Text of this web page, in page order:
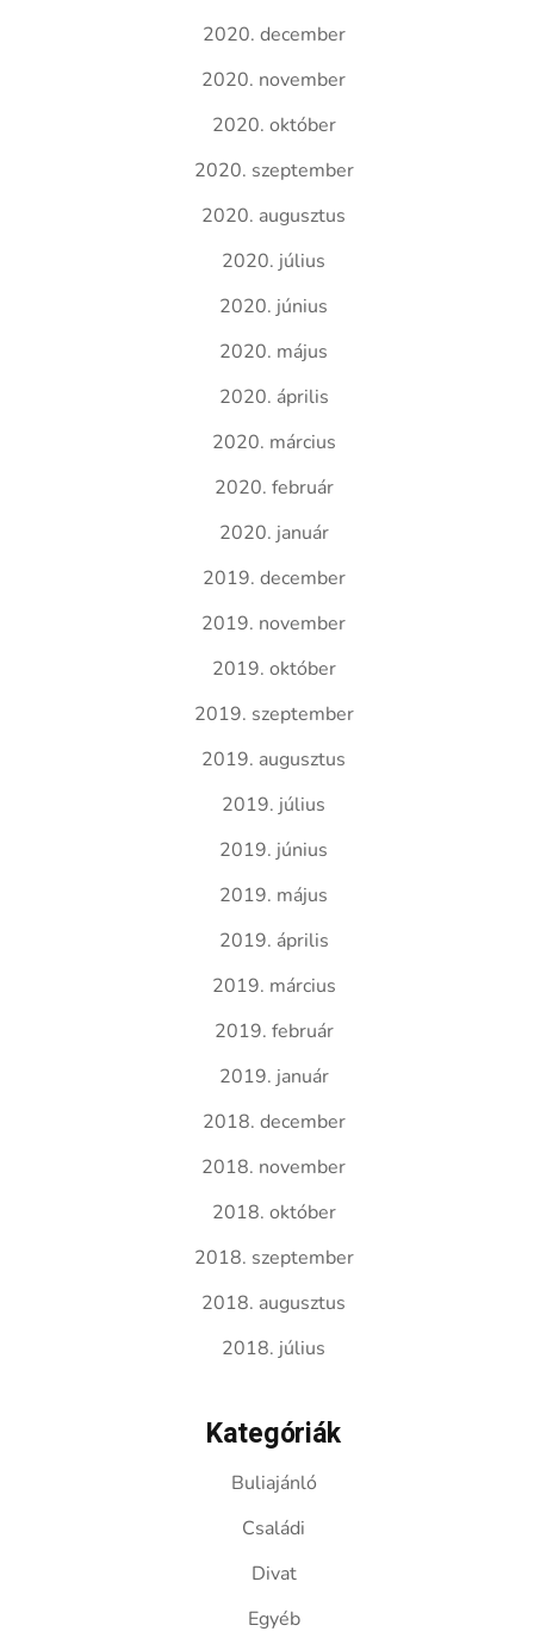
2020. december
2020. november
2020. október
2020. szeptember
2020. augusztus
2020. július
2020. június
2020. május
2020. április
2020. március
2020. február
2020. január
2019. december
2019. november
2019. október
2019. szeptember
2019. augusztus
2019. július
2019. június
2019. május
2019. április
2019. március
2019. február
2019. január
2018. december
2018. november
2018. október
2018. szeptember
2018. augusztus
2018. július
Kategóriák
Buliajánló
Családi
Divat
Egyéb